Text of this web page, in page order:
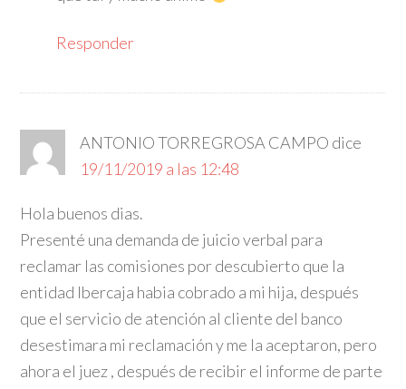
Responder
ANTONIO TORREGROSA CAMPO dice
19/11/2019 a las 12:48
Hola buenos dias.
Presenté una demanda de juicio verbal para
reclamar las comisiones por descubierto que la
entidad Ibercaja habia cobrado a mi hija, después
que el servicio de atención al cliente del banco
desestimara mi reclamación y me la aceptaron, pero
ahora el juez , después de recibir el informe de parte